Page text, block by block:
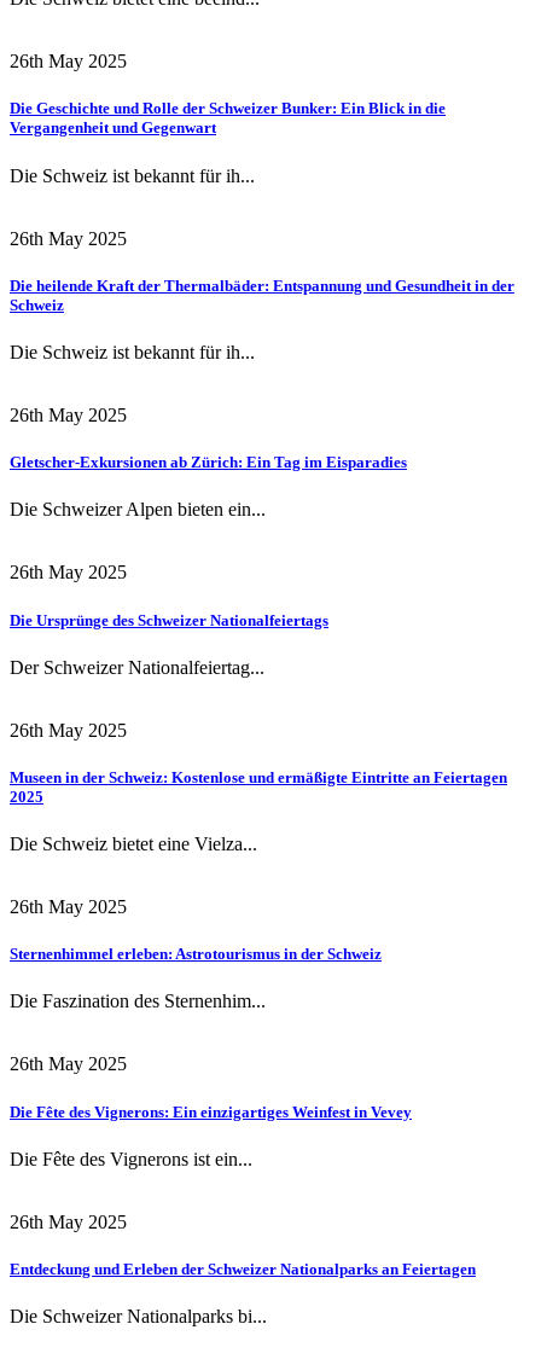
26th May 2025
Die Geschichte und Rolle der Schweizer Bunker: Ein Blick in die
Vergangenheit und Gegenwart
Die Schweiz ist bekannt für ih...
26th May 2025
Die heilende Kraft der Thermalbäder: Entspannung und Gesundheit in der
Schweiz
Die Schweiz ist bekannt für ih...
26th May 2025
Gletscher-Exkursionen ab Zürich: Ein Tag im Eisparadies
Die Schweizer Alpen bieten ein...
26th May 2025
Die Ursprünge des Schweizer Nationalfeiertags
Der Schweizer Nationalfeiertag...
26th May 2025
Museen in der Schweiz: Kostenlose und ermäßigte Eintritte an Feiertagen
2025
Die Schweiz bietet eine Vielza...
26th May 2025
Sternenhimmel erleben: Astrotourismus in der Schweiz
Die Faszination des Sternenhim...
26th May 2025
Die Fête des Vignerons: Ein einzigartiges Weinfest in Vevey
Die Fête des Vignerons ist ein...
26th May 2025
Entdeckung und Erleben der Schweizer Nationalparks an Feiertagen
Die Schweizer Nationalparks bi...